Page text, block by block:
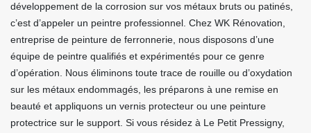
développement de la corrosion sur vos métaux bruts ou patinés,
c’est d’appeler un peintre professionnel. Chez WK Rénovation,
entreprise de peinture de ferronnerie, nous disposons d’une
équipe de peintre qualifiés et expérimentés pour ce genre
d’opération. Nous éliminons toute trace de rouille ou d’oxydation
sur les métaux endommagés, les préparons à une remise en
beauté et appliquons un vernis protecteur ou une peinture
protectrice sur le support. Si vous résidez à Le Petit Pressigny,